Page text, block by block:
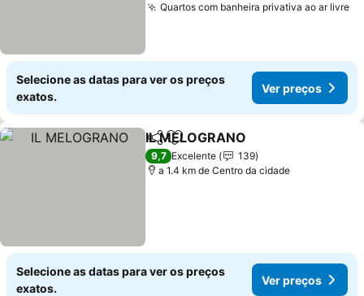
Quartos com banheira privativa ao ar livre
Selecione as datas para ver os preços
exatos.
Ver preços
PartilharAdicionar aos favoritos
IL MELOGRANO
9,7 Excelente
139
a 1.4 km de Centro da cidade
Selecione as datas para ver os preços
exatos.
Ver preços